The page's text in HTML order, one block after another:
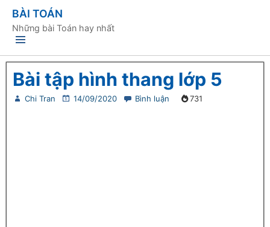
BÀI TOÁN
Những bài Toán hay nhất
Bài tập hình thang lớp 5
Chi Tran 14/09/2020 Bình luận 731